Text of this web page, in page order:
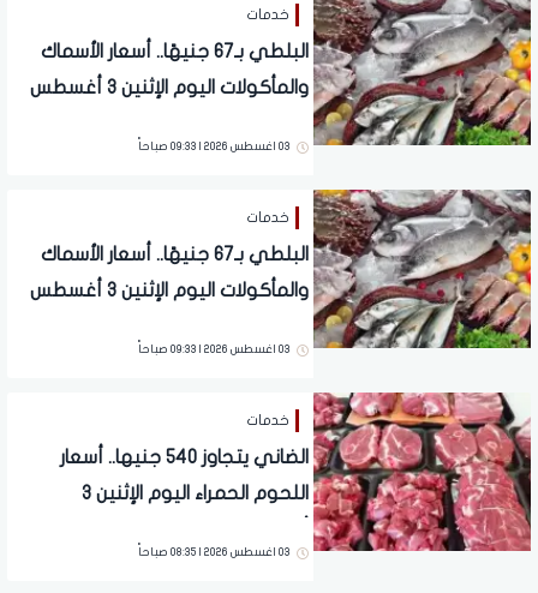
خدمات
البلطي بـ67 جنيهًا.. أسعار الأسماك
والمأكولات اليوم الإثنين 3 أغسطس
03 اغسطس 2026 | 09:33 صباحاً
خدمات
البلطي بـ67 جنيهًا.. أسعار الأسماك
والمأكولات اليوم الإثنين 3 أغسطس
03 اغسطس 2026 | 09:33 صباحاً
خدمات
الضاني يتجاوز 540 جنيها.. أسعار
اللحوم الحمراء اليوم الإثنين 3
03 اغسطس 2026 | 08:35 صباحاً